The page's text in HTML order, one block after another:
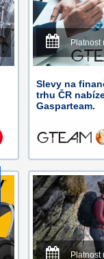
Platnost
Slevy na
trhu ČR
Gasparteam.
Platnost